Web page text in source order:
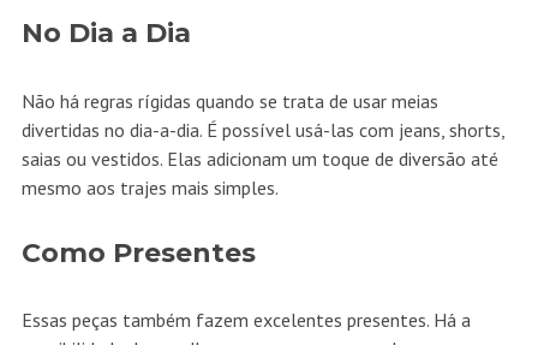
No Dia a Dia
Não há regras rígidas quando se trata de usar meias
divertidas no dia-a-dia. É possível usá-las com jeans, shorts,
saias ou vestidos. Elas adicionam um toque de diversão até
mesmo aos trajes mais simples.
Como Presentes
Essas peças também fazem excelentes presentes. Há a